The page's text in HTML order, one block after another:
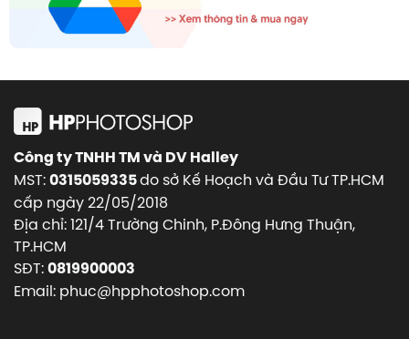
Công ty TNHH TM và DV Halley
MST:0315059335do sở Kế Hoạch và Đầu Tư TP.HCM
cấp ngày 22/05/2018
Địa chỉ: 121/4 Trường Chinh, P.Đông Hưng Thuận,
TP.HCM
SĐT:0819900003
Email: phuc@hpphotoshop.com